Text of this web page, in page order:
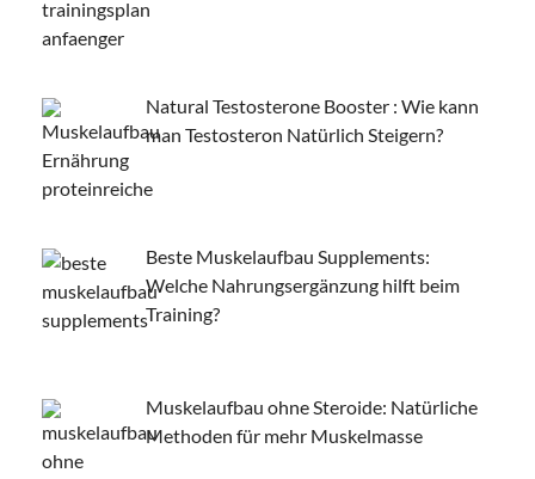
Natural Testosterone Booster : Wie kann
man Testosteron Natürlich Steigern?
Beste Muskelaufbau Supplements:
Welche Nahrungsergänzung hilft beim
Training?
Muskelaufbau ohne Steroide: Natürliche
Methoden für mehr Muskelmasse